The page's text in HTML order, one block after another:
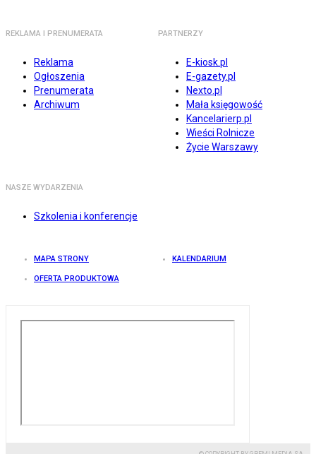
REKLAMA I PRENUMERATA
Reklama
Ogłoszenia
Prenumerata
Archiwum
PARTNERZY
E-kiosk.pl
E-gazety.pl
Nexto.pl
Mała księgowość
Kancelarierp.pl
Wieści Rolnicze
Życie Warszawy
NASZE WYDARZENIA
Szkolenia i konferencje
MAPA STRONY KALENDARIUM
OFERTA PRODUKTOWA